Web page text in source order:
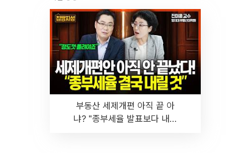
부동산 세제개편 아직 끝 아
냐? "종부세율 발표보다 내릴